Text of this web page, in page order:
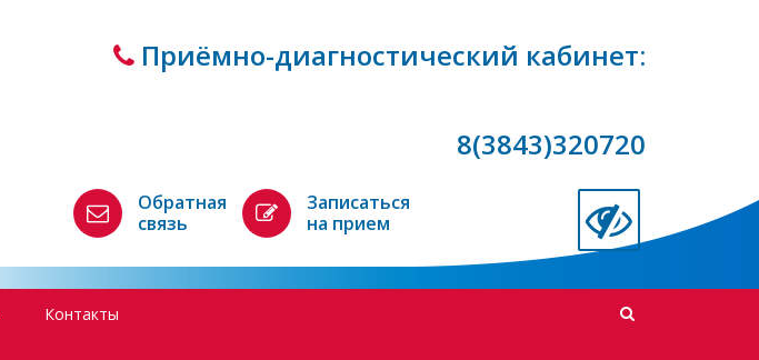
Приёмно-диагностический кабинет:
8(3843)320720
Обратная
связь
Записаться
на прием
Контакты